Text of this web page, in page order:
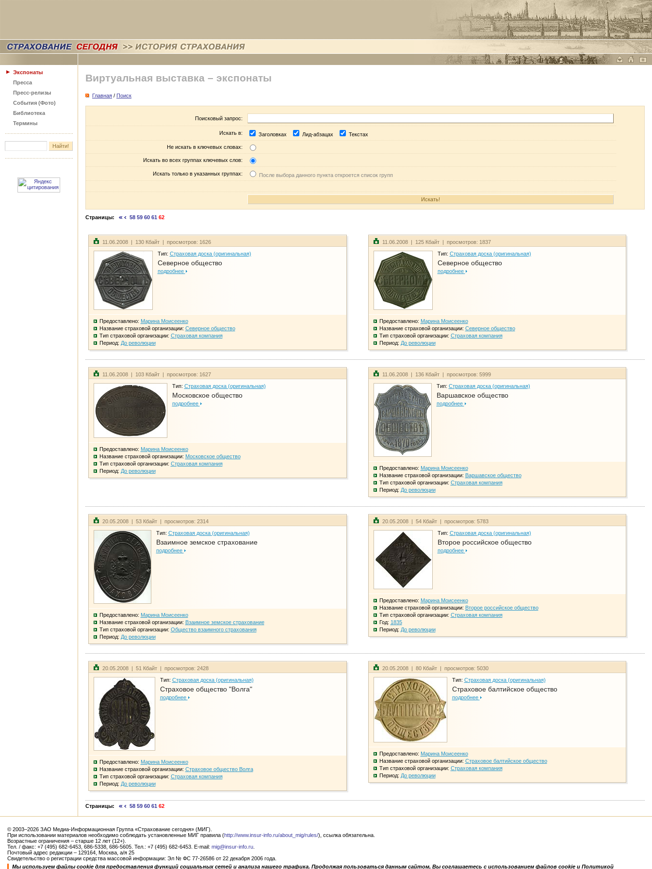
Экспонаты
Пресса
Пресс-релизы
События (Фото)
Библиотека
Термины
Виртуальная выставка – экспонаты
Главная / Поиск
Поисковый запрос:
Искать в: Заголовках Лид-абзацах Текстах
Не искать в ключевых словах:
Искать во всех группах ключевых слов:
Искать только в указанных группах: После выбора данного пункта откроется список групп
Страницы: 58 59 60 61 62
11.06.2008 | 130 Кбайт | просмотров: 1626
Тип: Страховая доска (оригинальная)
Северное общество
подробнее
Предоставлено: Марина Моисеенко
Название страховой организации: Северное общество
Тип страховой организации: Страховая компания
Период: До революции
11.06.2008 | 125 Кбайт | просмотров: 1837
Тип: Страховая доска (оригинальная)
Северное общество
подробнее
Предоставлено: Марина Моисеенко
Название страховой организации: Северное общество
Тип страховой организации: Страховая компания
Период: До революции
11.06.2008 | 103 Кбайт | просмотров: 1627
Тип: Страховая доска (оригинальная)
Московское общество
подробнее
Предоставлено: Марина Моисеенко
Название страховой организации: Московское общество
Тип страховой организации: Страховая компания
Период: До революции
11.06.2008 | 136 Кбайт | просмотров: 5999
Тип: Страховая доска (оригинальная)
Варшавское общество
подробнее
Предоставлено: Марина Моисеенко
Название страховой организации: Варшавское общество
Тип страховой организации: Страховая компания
Период: До революции
20.05.2008 | 53 Кбайт | просмотров: 2314
Тип: Страховая доска (оригинальная)
Взаимное земское страхование
подробнее
Предоставлено: Марина Моисеенко
Название страховой организации: Взаимное земское страхование
Тип страховой организации: Общество взаимного страхования
Период: До революции
20.05.2008 | 54 Кбайт | просмотров: 5783
Тип: Страховая доска (оригинальная)
Второе российское общество
подробнее
Предоставлено: Марина Моисеенко
Название страховой организации: Второе российское общество
Тип страховой организации: Страховая компания
Год: 1835
Период: До революции
20.05.2008 | 51 Кбайт | просмотров: 2428
Тип: Страховая доска (оригинальная)
Страховое общество "Волга"
подробнее
Предоставлено: Марина Моисеенко
Название страховой организации: Страховое общество Волга
Тип страховой организации: Страховая компания
Период: До революции
20.05.2008 | 80 Кбайт | просмотров: 5030
Тип: Страховая доска (оригинальная)
Страховое балтийское общество
подробнее
Предоставлено: Марина Моисеенко
Название страховой организации: Страховое балтийское общество
Тип страховой организации: Страховая компания
Период: До революции
Страницы: 58 59 60 61 62
© 2003–2026 ЗАО Медиа-Информационная Группа «Страхование сегодня» (МИГ).
При использовании материалов необходимо соблюдать установленные МИГ правила (http://www.insur-info.ru/about_mig/rules/), ссылка обязательна.
Возрастные ограничения – старше 12 лет (12+).
Тел. / факс: +7 (495) 682-6453, 686-5338, 686-5605. Тел.: +7 (495) 682-6453. E-mail: mig@insur-info.ru
Почтовый адрес редакции – 129164, Москва, а/я 25
Свидетельство о регистрации средства массовой информации: Эл № ФС 77-26586 от 22 декабря 2006 года.
Мы используем файлы cookie для предоставления функций социальных сетей и анализа нашего трафика. Продолжая пользоваться данным сайтом, Вы соглашаетесь с использованием файлов cookie и Политикой